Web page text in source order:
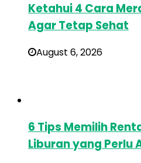
Ketahui 4 Cara
Agar Tetap Sehat
August 6, 2026
6 Tips Memilih
Liburan yang Perlu